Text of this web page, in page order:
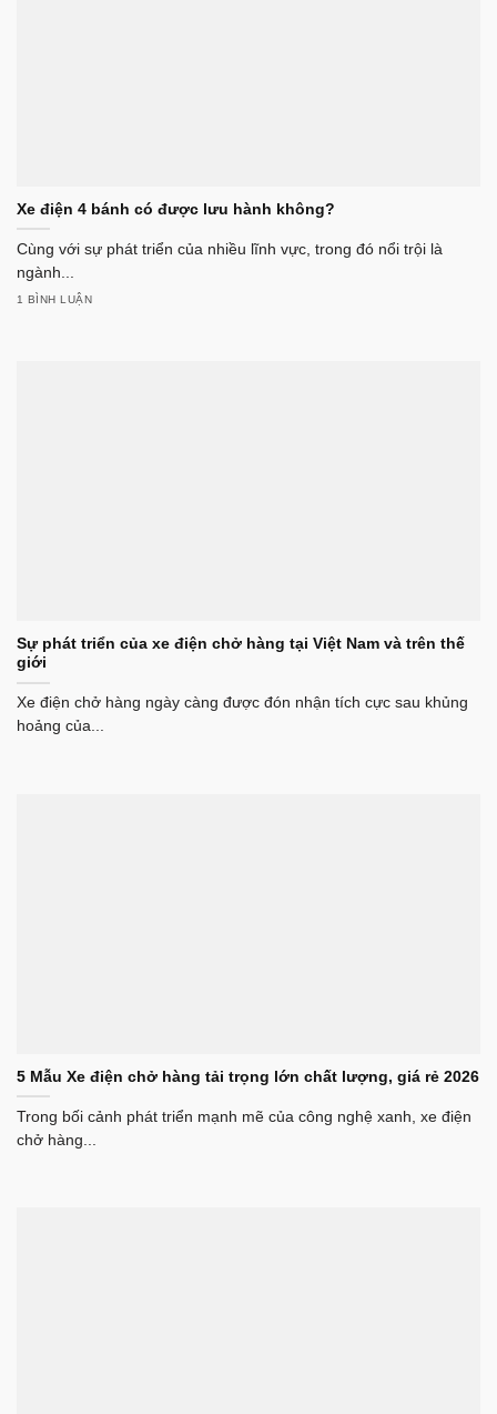
Xe điện 4 bánh có được lưu hành không?
Cùng với sự phát triển của nhiều lĩnh vực, trong đó nổi trội là
ngành...
1 BÌNH LUẬN
Sự phát triển của xe điện chở hàng tại Việt Nam và trên thế
giới
Xe điện chở hàng ngày càng được đón nhận tích cực sau khủng
hoảng của...
5 Mẫu Xe điện chở hàng tải trọng lớn chất lượng, giá rẻ 2026
Trong bối cảnh phát triển mạnh mẽ của công nghệ xanh, xe điện
chở hàng...